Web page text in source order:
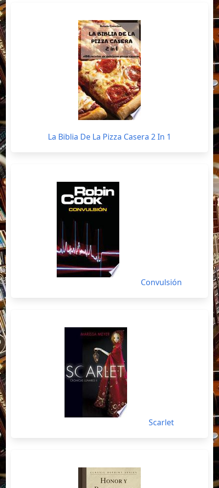
La Biblia De La Pizza Casera 2 In 1
Convulsión
Scarlet